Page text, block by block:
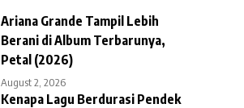
Ariana Grande Tampil Lebih
Berani di Album Terbarunya,
Petal (2026)
August 2, 2026
Kenapa Lagu Berdurasi Pendek